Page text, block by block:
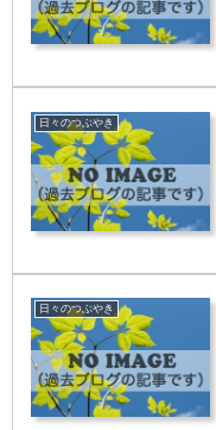
日々のつぶやき
日々のつぶやき